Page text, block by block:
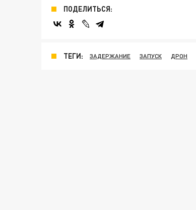
ПОДЕЛИТЬСЯ:
ТЕГИ: ЗАДЕРЖАНИЕ ЗАПУСК ДРОН